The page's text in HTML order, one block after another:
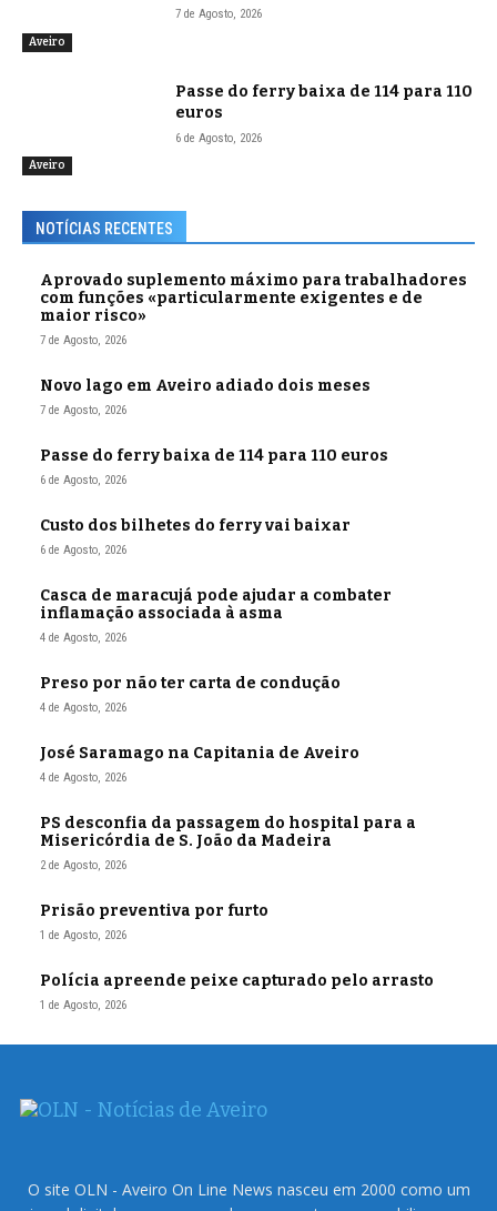
Aveiro
7 de Agosto, 2026
Aveiro
Passe do ferry baixa de 114 para 110
euros
6 de Agosto, 2026
NOTÍCIAS RECENTES
Aprovado suplemento máximo para trabalhadores
com funções «particularmente exigentes e de
maior risco»
7 de Agosto, 2026
Novo lago em Aveiro adiado dois meses
7 de Agosto, 2026
Passe do ferry baixa de 114 para 110 euros
6 de Agosto, 2026
Custo dos bilhetes do ferry vai baixar
6 de Agosto, 2026
Casca de maracujá pode ajudar a combater
inflamação associada à asma
4 de Agosto, 2026
Preso por não ter carta de condução
4 de Agosto, 2026
José Saramago na Capitania de Aveiro
4 de Agosto, 2026
PS desconfia da passagem do hospital para a
Misericórdia de S. João da Madeira
2 de Agosto, 2026
Prisão preventiva por furto
1 de Agosto, 2026
Polícia apreende peixe capturado pelo arrasto
1 de Agosto, 2026
O site OLN - Aveiro On Line News nasceu em 2000 como um